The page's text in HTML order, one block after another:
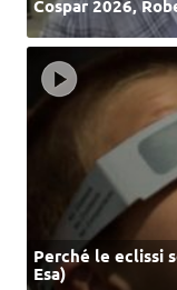
Cospar 2026,
Perché le eclissi
Esa)